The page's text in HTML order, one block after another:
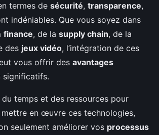
termes de sécurité, transparence,
indéniables. Que vous soyez dans
finance, de la supply chain, de la
des jeux vidéo, l’intégration de ces
vous offrir des avantages
significatifs.
du temps et des ressources pour
en œuvre ces technologies,
seulement améliorer vos processus